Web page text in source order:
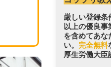
厳しい登録条
以上の優良事
を含めてあな
い。 完全無料
厚生労働大臣